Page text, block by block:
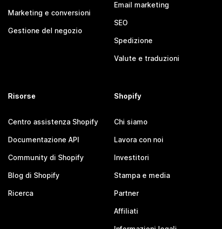
Marketing e conversioni
Gestione del negozio
Email marketing
SEO
Spedizione
Valute e traduzioni
Risorse
Centro assistenza Shopify
Documentazione API
Community di Shopify
Blog di Shopify
Ricerca
Shopify
Chi siamo
Lavora con noi
Investitori
Stampa e media
Partner
Affiliati